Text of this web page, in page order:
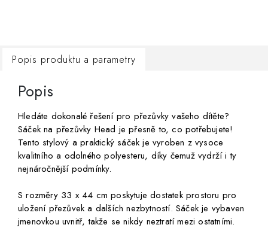
Popis produktu a parametry
Popis
Hledáte dokonalé řešení pro přezůvky vašeho dítěte?
Sáček na přezůvky Head je přesně to, co potřebujete!
Tento stylový a praktický sáček je vyroben z vysoce
kvalitního a odolného polyesteru, díky čemuž vydrží i ty
nejnáročnější podmínky.
S rozměry 33 x 44 cm poskytuje dostatek prostoru pro
uložení přezůvek a dalších nezbytností. Sáček je vybaven
jmenovkou uvnitř, takže se nikdy neztratí mezi ostatními.